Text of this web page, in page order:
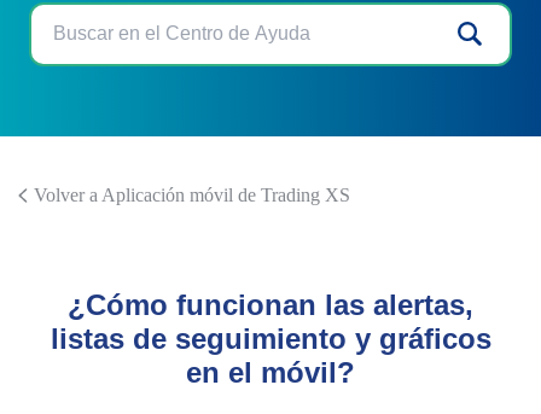
Volver a Aplicación móvil de Trading XS
¿Cómo funcionan las alertas,
listas de seguimiento y gráficos
en el móvil?